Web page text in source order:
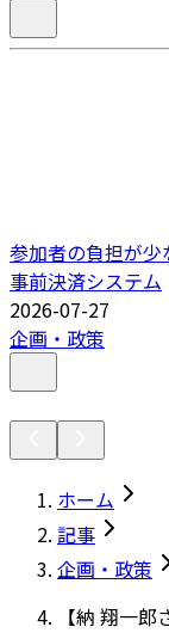
参加者の負担が少
事前決済システム
2026-07-27
企画・政策
ホーム
記事
企画・政策
【納 翔一